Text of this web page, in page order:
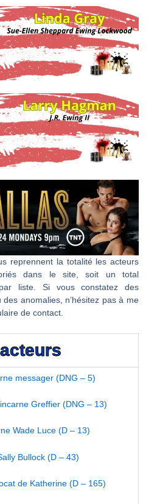
reprennent la totalité les acteurs
dans le site, soit un total
liste. Si vous constatez des
anomalies, n’hésitez pas à me
de contact.
messager (DNG – 5)
Greffier (DNG – 13)
Wade Luce (D – 13)
Bullock (D – 43)
de Katherine (D – 165)